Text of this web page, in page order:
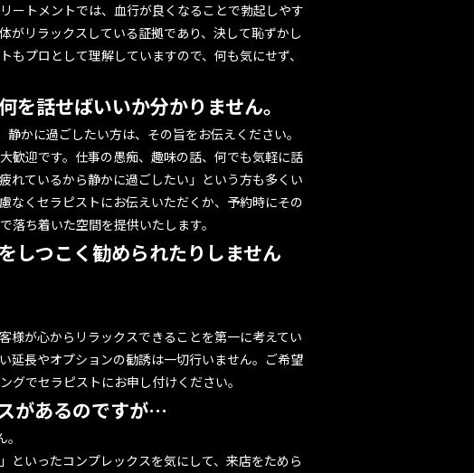
ートメントでは、血行が良くなることで勃起しやす
がリラックスしている証拠であり、決して恥ずかし
もプロとして理解していますので、何も気にせず、
を話せばいいか分かりません。
かに過ごしたい方は、その旨をお伝えください。
歓迎です。仕事の愚痴、趣味の話、何でも気軽に話
れているから静かに過ごしたい」という方も多くい
なくセラピストにお伝えいただくか、予約時にその
落ち着いた空間を提供いたします。
しつこく勧められたりしません
様が心からリラックスできることを第一に考えてい
延長やオプションの勧誘は一切行いません。ご希望
グでセラピストにお申し付けください。
があるのですが…
といったコンプレックスを気にして、来店をためら